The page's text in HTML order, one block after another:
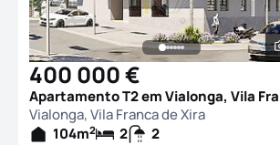
400 000 €
Vialonga, Vila Franca de Xira
104m2 2
2